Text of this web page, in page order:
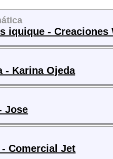
iquique - Creaciones
- Karina Ojeda
Jose
Comercial Jet